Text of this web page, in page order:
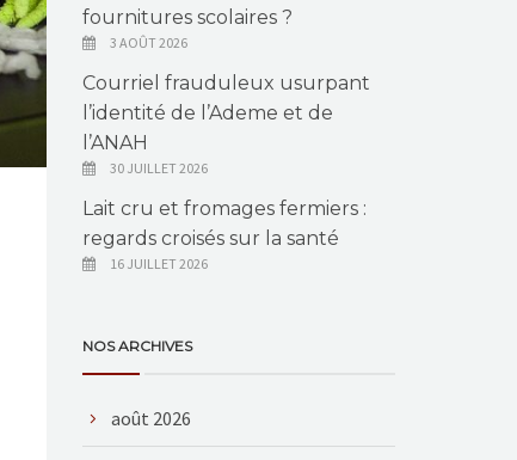
fournitures scolaires ?
3 AOÛT 2026
Courriel frauduleux usurpant
l’identité de l’Ademe et de
l’ANAH
30 JUILLET 2026
Lait cru et fromages fermiers :
regards croisés sur la santé
16 JUILLET 2026
NOS ARCHIVES
août 2026